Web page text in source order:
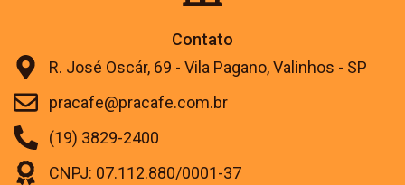
Contato
R. José Oscár, 69 - Vila Pagano, Valinhos - SP
pracafe@pracafe.com.br
(19) 3829-2400
CNPJ: 07.112.880/0001-37